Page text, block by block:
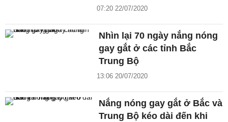
07:20 22/07/2020
Nhìn lại 70 ngày nắng nóng
gay gắt ở các tỉnh Bắc
Trung Bộ
13:06 20/07/2020
Nắng nóng gay gắt ở Bắc và
Trung Bộ kéo dài đến khi